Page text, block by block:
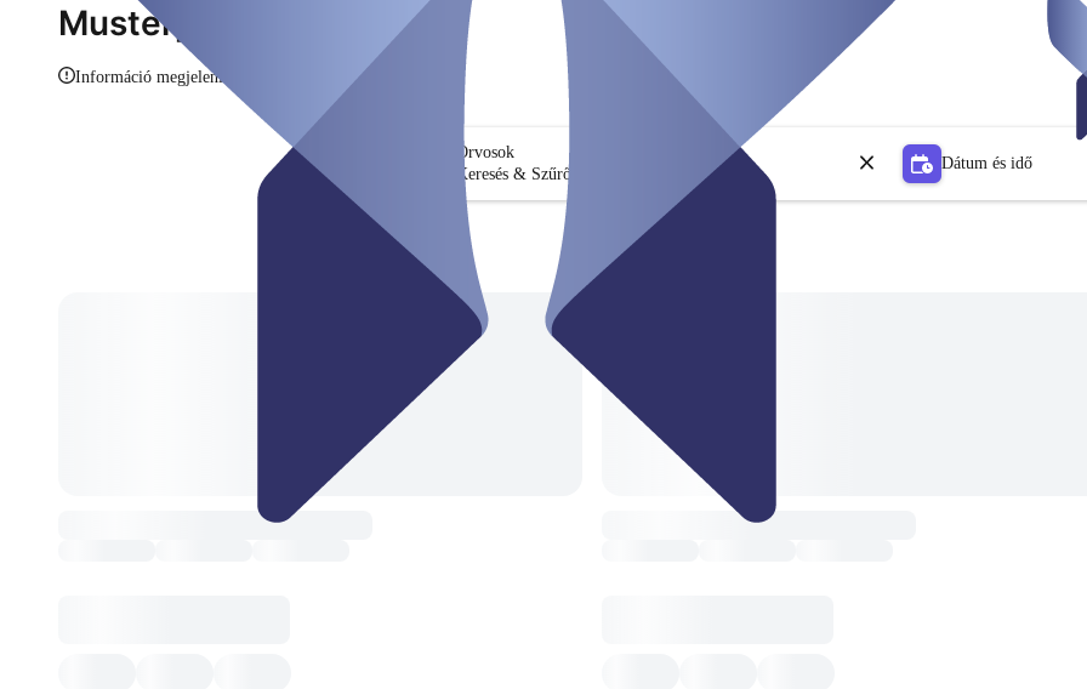
Musterpraxis Dr. Müller
Információ megjelenítése
Orvosok
Keresés & Szűrő
Dátum és idő